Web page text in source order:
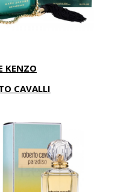
KENZO
CAVALLI